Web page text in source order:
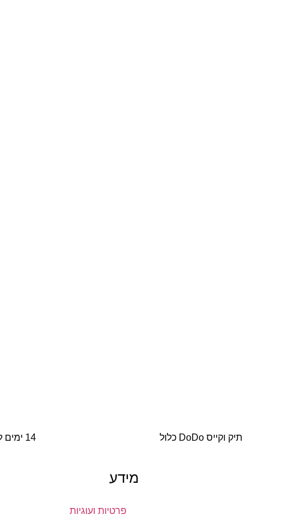
תיק וקייס DoDo כלול 14 ימים להחלפה
מידע
פרטיות ועוגיות